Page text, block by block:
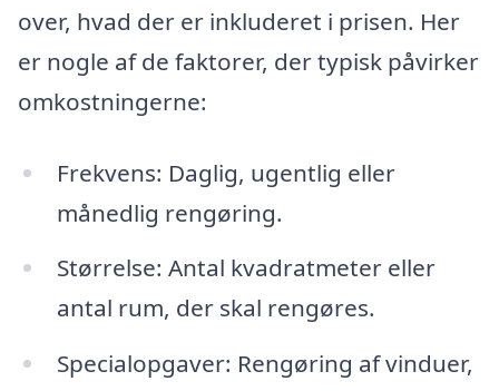
over, hvad der er inkluderet i prisen. Her
er nogle af de faktorer, der typisk påvirker
omkostningerne:
Frekvens: Daglig, ugentlig eller
månedlig rengøring.
Størrelse: Antal kvadratmeter eller
antal rum, der skal rengøres.
Specialopgaver: Rengøring af vinduer,